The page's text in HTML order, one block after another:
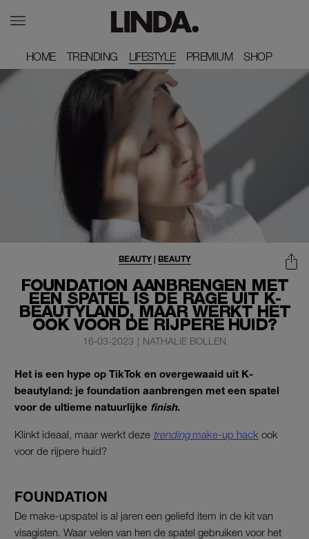
HOME
HOME TRENDING
TRENDING LIFESTYLE PREMIUM
PREMIUM SHOP
SHOP
FOUNDATION AANBRENGEN MET
EEN SPATEL IS DÉ RAGE UIT K-
BEAUTYLAND, MAAR WERKT HET
OOK VOOR DE RIJPERE HUID?
BEAUTY| BEAUTY
16-03-2023 | NATHALIE BOLLEN
Het is een hype op TikTok en overgewaaid uit K-
beautyland: je foundation aanbrengen met een spatel
voor de ultieme natuurlijke finish.
Klinkt ideaal, maar werkt deze trendingmake-up hack ook
voor de rijpere huid?
FOUNDATION
De make-upspatel is al jaren een geliefd item in de kit van
visagisten. Waar velen van hen de spatel gebruiken voor het